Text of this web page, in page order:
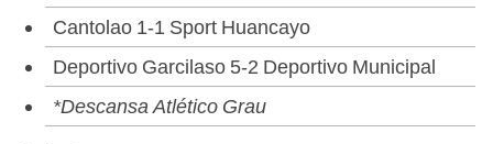
Cantolao 1-1 Sport Huancayo
Deportivo Garcilaso 5-2 Deportivo Municipal
*Descansa Atlético Grau